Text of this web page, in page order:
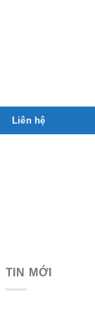
Liên hệ
TIN MỚI